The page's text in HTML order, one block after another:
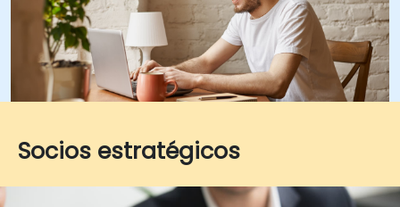
Socios estratégicos